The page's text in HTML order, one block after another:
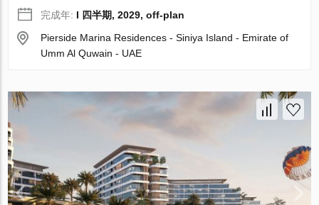
完成年: I 四半期, 2029, off-plan
Pierside Marina Residences - Siniya Island - Emirate of
Umm Al Quwain - UAE